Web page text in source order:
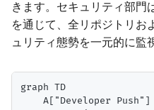
きます。セキュリティ部門
を通じて、全リポジトリお
ュリティ態勢を一元的に監
graph TD
A["Developer